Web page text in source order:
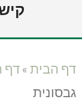
דף הבית»דף
גבסונית